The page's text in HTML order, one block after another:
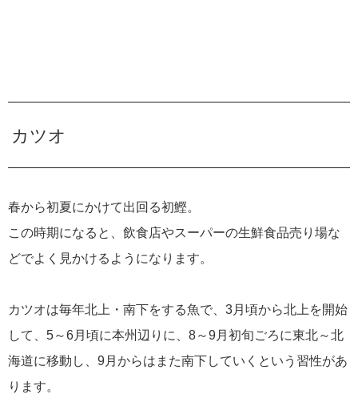
カツオ
春から初夏にかけて出回る初鰹。
この時期になると、飲食店やスーパーの生鮮食品売り場な
どでよく見かけるようになります。
カツオは毎年北上・南下をする魚で、3月頃から北上を開始
して、5～6月頃に本州辺りに、8～9月初旬ごろに東北～北
海道に移動し、9月からはまた南下していくという習性があ
ります。